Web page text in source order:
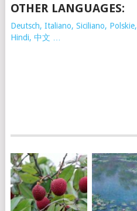
OTHER LANGUAGES:
Deutsch, Italiano, Siciliano, Polskie,
Hindi, 中文 …